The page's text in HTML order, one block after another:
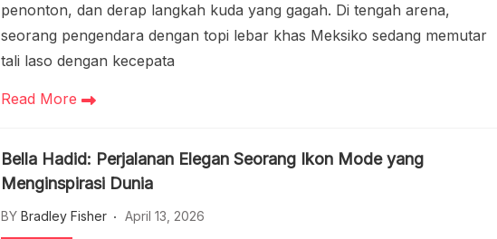
penonton, dan derap langkah kuda yang gagah. Di tengah arena,
seorang pengendara dengan topi lebar khas Meksiko sedang memutar
tali laso dengan kecepata
Read More
Bella Hadid: Perjalanan Elegan Seorang Ikon Mode yang
Menginspirasi Dunia
BY Bradley Fisher April 13, 2026